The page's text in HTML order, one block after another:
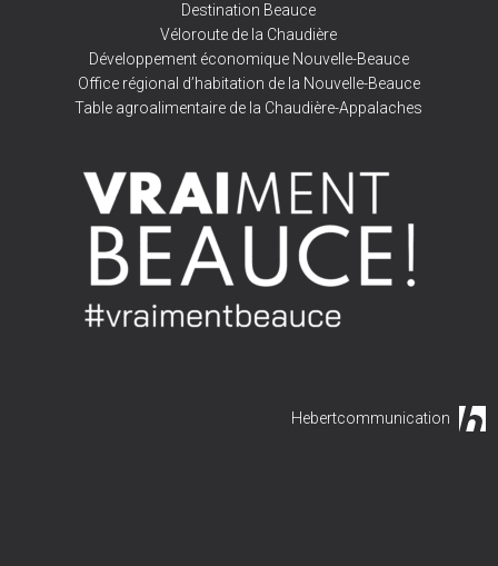
Destination Beauce
Véloroute de la Chaudière
Développement économique Nouvelle-Beauce
Office régional d’habitation de la Nouvelle-Beauce
Table agroalimentaire de la Chaudière-Appalaches
Hebertcommunication